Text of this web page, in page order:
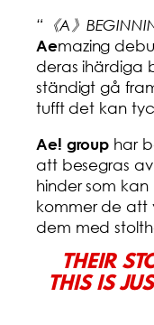
“《A》
Aemazing
deras ihärdiga
ständigt gå
tufft det kan
Ae! group har
att besegras
hinder som
kommer de att
dem med
THEIR
THIS IS